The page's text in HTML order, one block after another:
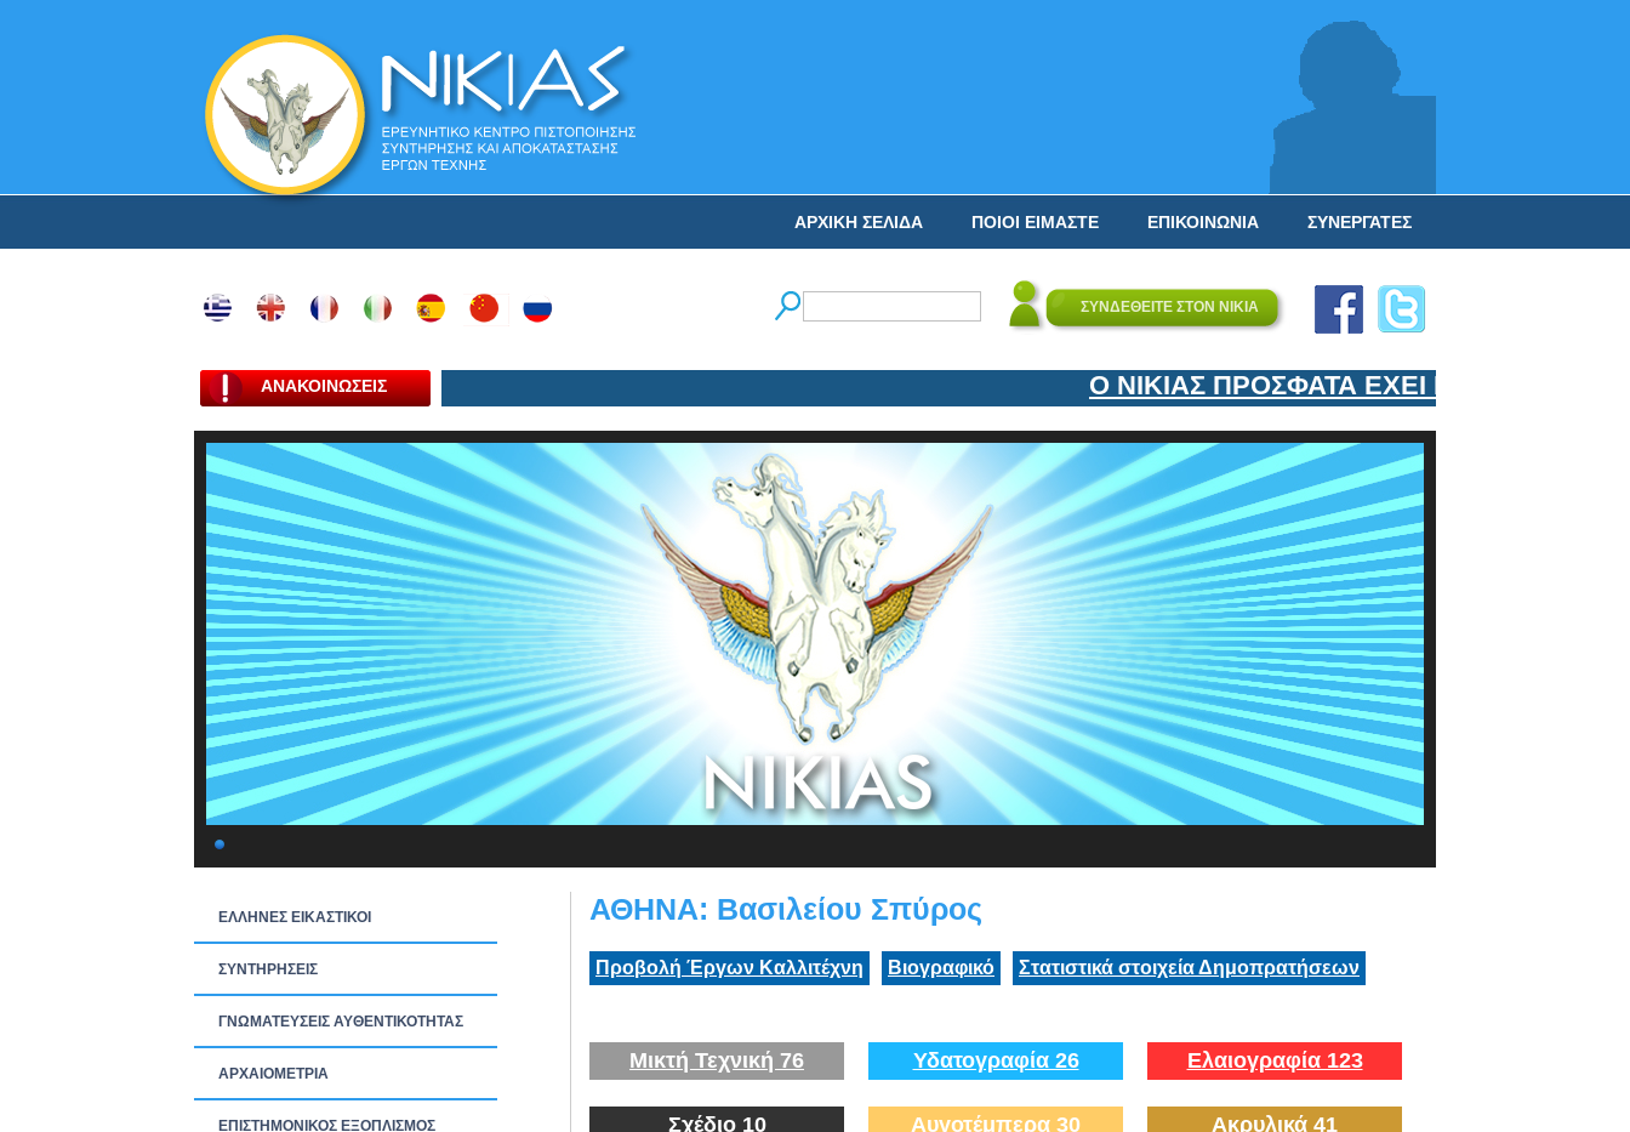
ΣΥΝΕΡΓΑΤΕΣ
ΕΠΙΚΟΙΝΩΝΙΑ
ΠΟΙΟΙ ΕΙΜΑΣΤΕ
ΑΡΧΙΚΗ ΣΕΛΙΔΑ
ΣΥΝΔΕΘΕΙΤΕ ΣΤΟΝ ΝΙΚΙΑ
ΑΝΑΚΟΙΝΩΣΕΙΣ Ο ΝΙΚΙΑΣ ΠΡΟΣΦΑΤΑ ΕΧΕΙ ΕΝΤΑΞΕΙ ΣΤΟΝ
ΕΛΛΗΝΕΣ ΕΙΚΑΣΤΙΚΟΙ
ΣΥΝΤΗΡΗΣΕΙΣ
ΓΝΩΜΑΤΕΥΣΕΙΣ ΑΥΘΕΝΤΙΚΟΤΗΤΑΣ
ΑΡΧΑΙΟΜΕΤΡΙΑ
ΕΠΙΣΤΗΜΟΝΙΚΟΣ ΕΞΟΠΛΙΣΜΟΣ
ΑΘΗΝΑ: Βασιλείου Σπύρος
Προβολή Έργων Καλλιτέχνη Βιογραφικό Στατιστικά στοιχεία Δημοπρατήσεων
Μικτή Τεχνική 76 Υδατογραφία 26 Ελαιογραφία 123
Σχέδιο 10 Αυγοτέμπερα 30 Ακρυλικά 41